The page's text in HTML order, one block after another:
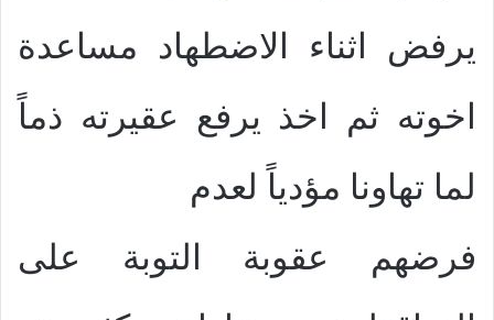
يرفض اثناء الاضطهاد مساعدة
اخوته ثم اخذ يرفع عقيرته ذماً
لما تهاونا مؤدياً لعدم
فرضهم عقوبة التوبة على